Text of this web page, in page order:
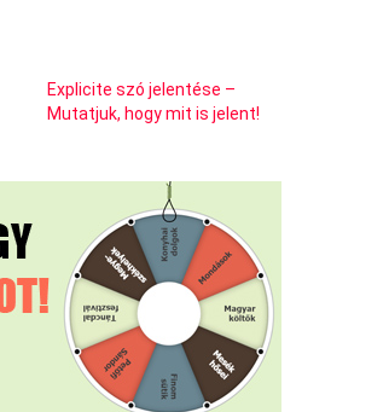
Explicite szó jelentése –
Mutatjuk, hogy mit is jelent!